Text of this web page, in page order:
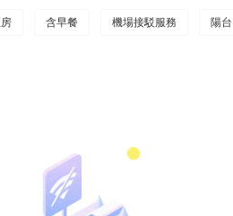
含早餐 機場接駁服務 陽台